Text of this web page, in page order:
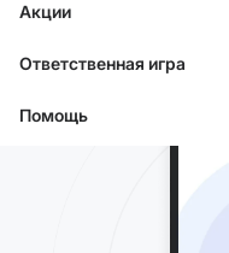
Акции
Ответственная игра
Помощь